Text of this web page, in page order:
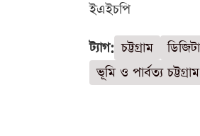
ইএইচপি
ট্যাগ: চট্টগ্রাম
ভূমি ও পার্বত্য